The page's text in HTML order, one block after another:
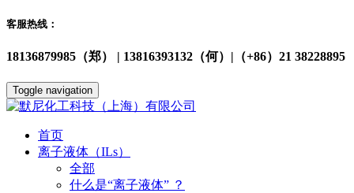
客服热线：
18136879985（郑） | 13816393132（何）|（+86）21 38228895
Toggle navigation
首页
离子液体（ILs）
全部
什么是“离子液体” ？